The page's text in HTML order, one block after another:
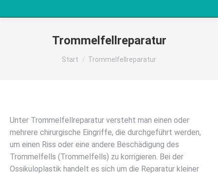
Trommelfellreparatur
Sie befinden sich hier:
Start Trommelfellreparatur
Unter Trommelfellreparatur versteht man einen oder
mehrere chirurgische Eingriffe, die durchgeführt werden,
um einen Riss oder eine andere Beschädigung des
Trommelfells (Trommelfells) zu korrigieren. Bei der
Ossikuloplastik handelt es sich um die Reparatur kleiner